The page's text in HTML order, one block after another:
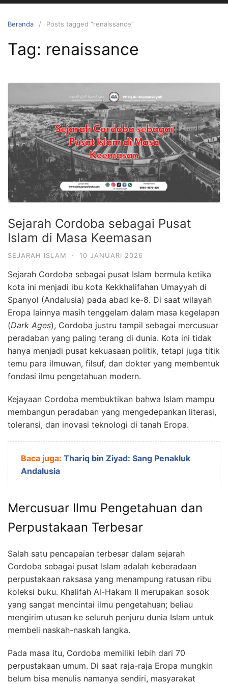
Beranda Posts tagged “renaissance”
Tag: renaissance
Sejarah Cordoba sebagai Pusat
Islam di Masa Keemasan
SEJARAH ISLAM · 10 JANUARI 2026
Sejarah Cordoba sebagai pusat Islam bermula ketika
kota ini menjadi ibu kota Kekkhalifahan Umayyah di
Spanyol (Andalusia) pada abad ke-8. Di saat wilayah
Eropa lainnya masih tenggelam dalam masa kegelapan
(Dark Ages), Cordoba justru tampil sebagai mercusuar
peradaban yang paling terang di dunia. Kota ini tidak
hanya menjadi pusat kekuasaan politik, tetapi juga titik
temu para ilmuwan, filsuf, dan dokter yang membentuk
fondasi ilmu pengetahuan modern.
Kejayaan Cordoba membuktikan bahwa Islam mampu
membangun peradaban yang mengedepankan literasi,
toleransi, dan inovasi teknologi di tanah Eropa.
Baca juga: Thariq bin Ziyad: Sang Penakluk
Andalusia
Mercusuar Ilmu Pengetahuan dan
Perpustakaan Terbesar
Salah satu pencapaian terbesar dalam sejarah
Cordoba sebagai pusat Islam adalah keberadaan
perpustakaan raksasa yang menampung ratusan ribu
koleksi buku. Khalifah Al-Hakam II merupakan sosok
yang sangat mencintai ilmu pengetahuan; beliau
mengirim utusan ke seluruh penjuru dunia Islam untuk
membeli naskah-naskah langka.
Pada masa itu, Cordoba memiliki lebih dari 70
perpustakaan umum. Di saat raja-raja Eropa mungkin
belum bisa menulis namanya sendiri, masyarakat